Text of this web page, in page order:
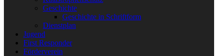
Geschichte
Geschichte in Schriftform
Dienstplan
Jugend
First Responder
Förderverein